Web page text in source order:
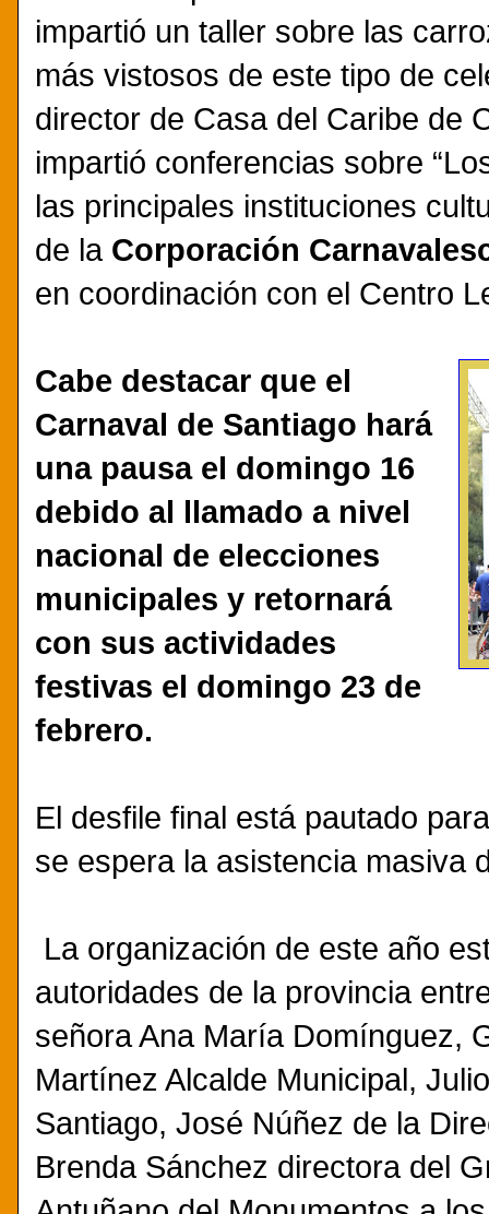
impartió un taller sobre las
más vistosos de este tipo de
director de Casa del Caribe de
impartió conferencias sobre
las principales instituciones
de la Corporación
en coordinación con el Centro
Cabe destacar que el
Carnaval de Santiago hará
una pausa el domingo 16
debido al llamado a nivel
nacional de elecciones
municipales y retornará
con sus actividades
festivas el domingo 23 de
febrero.
El desfile final está pautado
se espera la asistencia masiva
La organización de este año
autoridades de la provincia
señora Ana María Domínguez,
Martínez Alcalde Municipal,
Santiago, José Núñez de la
Brenda Sánchez directora del